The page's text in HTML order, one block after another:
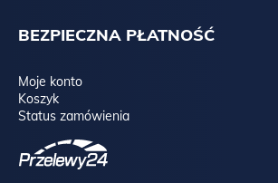
BEZPIECZNA PŁATNOŚĆ
Moje konto
Koszyk
Status zamówienia